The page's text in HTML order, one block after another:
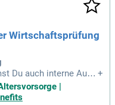
Wirtschaftsprüfung
Du auch interne Aufg
und Qualitätsman
von Prüfung
+
|